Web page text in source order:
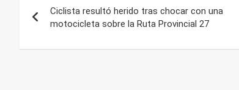
de
entradas
Ciclista resultó herido tras chocar con una
motocicleta sobre la Ruta Provincial 27